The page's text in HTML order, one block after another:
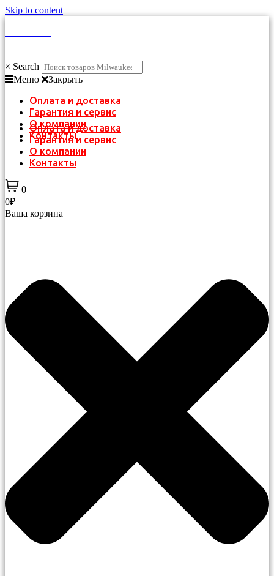
Skip to content
× Search
Меню
Закрыть
Оплата и доставка
Гарантия и сервис
О компании
Контакты
Оплата и доставка
Гарантия и сервис
О компании
Контакты
0
0₽
Ваша корзина